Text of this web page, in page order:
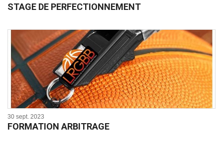
STAGE DE PERFECTIONNEMENT
30 sept. 2023
FORMATION ARBITRAGE